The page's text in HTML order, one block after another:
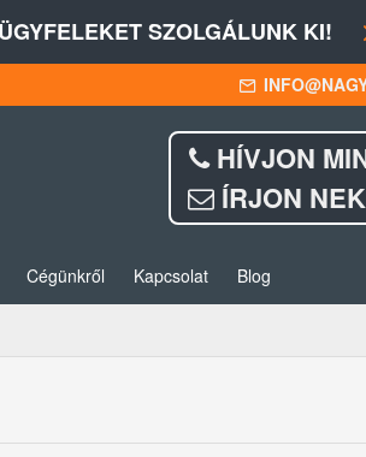
SZOLGÁLUNK KI!
HÍVJON
ÍRJON
Cégünkről Kapcsolat Blog